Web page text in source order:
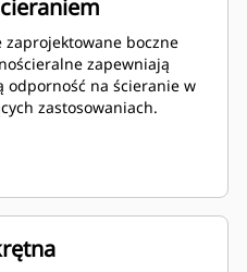
zaprojektowane boczne
zapewniają
odporność na ścieranie w
zastosowaniach.